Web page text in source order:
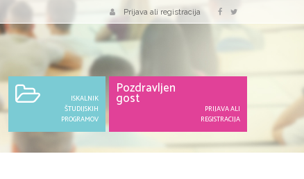
Prijava ali registracija
ISKALNIK
ŠTUDIJSKIH
PROGRAMOV
Pozdravljen
gost
PRIJAVA ALI
REGISTRACIJA